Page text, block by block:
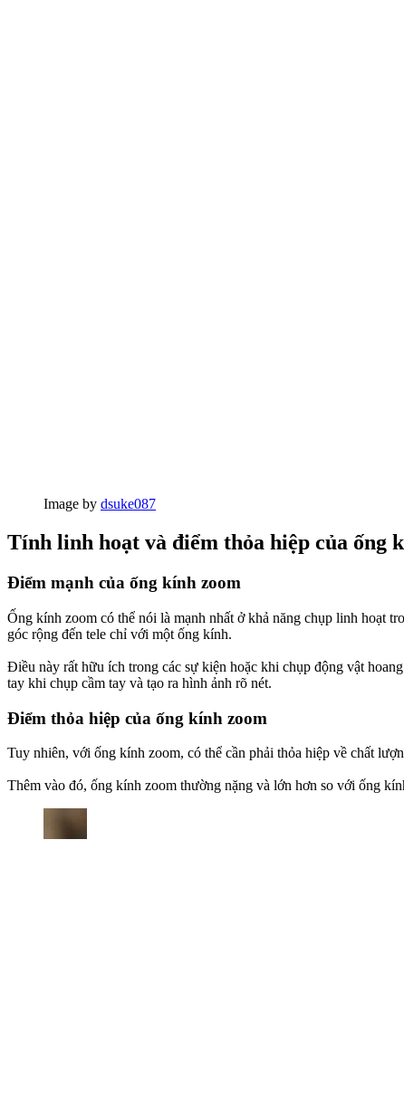
Image by dsuke087
Tính linh hoạt và điểm thỏa hiệp của ống
Điểm mạnh của ống kính zoom
Ống kính zoom có thể nói là mạnh nhất ở khả năng chụp linh hoạt
góc rộng đến tele chỉ với một ống kính.
Điều này rất hữu ích trong các sự kiện hoặc khi chụp động vật
tay khi chụp cầm tay và tạo ra hình ảnh rõ nét.
Điểm thỏa hiệp của ống kính zoom
Tuy nhiên, với ống kính zoom, có thể cần phải thỏa hiệp về chất
Thêm vào đó, ống kính zoom thường nặng và lớn hơn so với ống